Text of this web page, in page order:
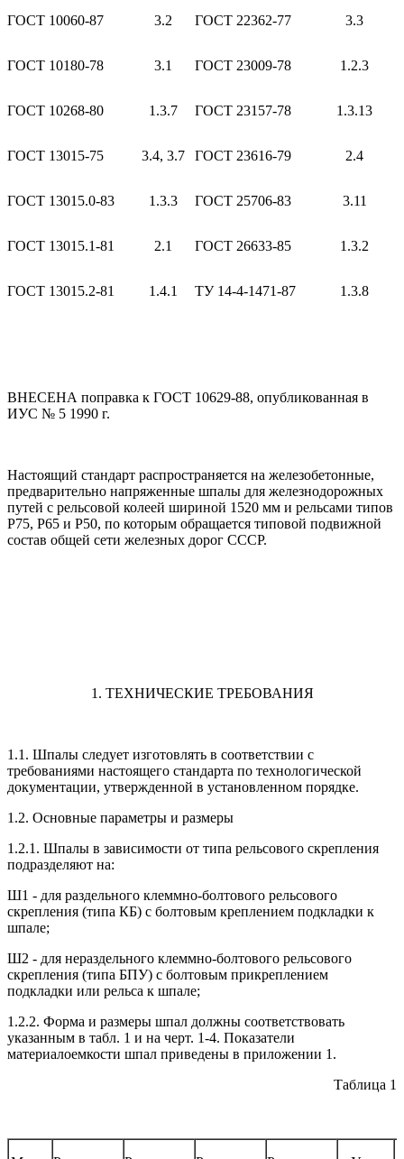
ГОСТ 10060-87 3.2 ГОСТ 22362-77 3.3
ГОСТ 10180-78 3.1 ГОСТ 23009-78 1.2.3
ГОСТ 10268-80 1.3.7 ГОСТ 23157-78 1.3.13
ГОСТ 13015-75 3.4, 3.7 ГОСТ 23616-79 2.4
ГОСТ 13015.0-83 1.3.3 ГОСТ 25706-83 3.11
ГОСТ 13015.1-81 2.1 ГОСТ 26633-85 1.3.2
ГОСТ 13015.2-81 1.4.1 ТУ 14-4-1471-87 1.3.8
ВНЕСЕНА поправка к ГОСТ 10629-88, опубликованная в
ИУС № 5 1990 г.
Настоящий стандарт распространяется на железобетонные,
предварительно напряженные шпалы для железнодорожных
путей с рельсовой колеей шириной 1520 мм и рельсами типов
Р75, Р65 и Р50, по которым обращается типовой подвижной
состав общей сети железных дорог СССР.
1. ТЕХНИЧЕСКИЕ ТРЕБОВАНИЯ
1.1. Шпалы следует изготовлять в соответствии с
требованиями настоящего стандарта по технологической
документации, утвержденной в установленном порядке.
1.2. Основные параметры и размеры
1.2.1. Шпалы в зависимости от типа рельсового скрепления
подразделяют на:
Ш1 - для раздельного клеммно-болтового рельсового
скрепления (типа КБ) с болтовым креплением подкладки к
шпале;
Ш2 - для нераздельного клеммно-болтового рельсового
скрепления (типа БПУ) с болтовым прикреплением
подкладки или рельса к шпале;
1.2.2. Форма и размеры шпал должны соответствовать
указанным в табл. 1 и на черт. 1-4. Показатели
материалоемкости шпал приведены в приложении 1.
Таблица 1